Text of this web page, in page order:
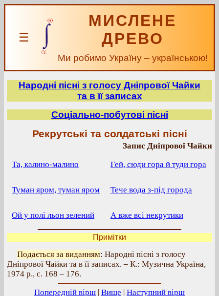
☰
МИСЛЕНЕ
ДРЕВО
Ми робимо Україну – українською!
Народні пісні з голосу Дніпрової Чайки
та в її записах
Соціально-побутові пісні
Рекрутські та солдатські пісні
Запис Дніпрової Чайки
Та, калино-малино
Туман яром, туман яром
Ой у полі льон зелений
Гей, сюди гора й туди гора
Тече вода з-під города
А вже всі некрутики
Примітки
Подається за виданням: Народні пісні з голосу
Дніпрової Чайки та в її записах. – К.: Музична Україна,
1974 р., с. 168 – 176.
Попередній вірш | Вище | Наступний вірш